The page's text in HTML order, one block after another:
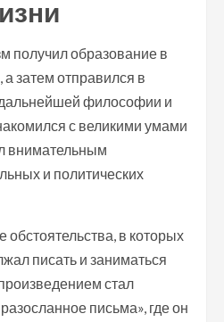
получил образование в
затем отправился в
философии и
с великими умами
внимательным
и политических
в которых
писать и заниматься
стал
письма», где он